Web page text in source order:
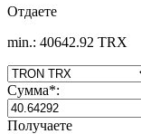
Отдаете
min.: 40642.92 TRX
Сумма*:
Получаете